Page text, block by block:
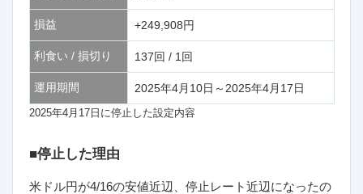
損益 +249,908円
利食い / 損切り 137回 / 1回
運用期間
2025年4月10日～2025年4月17日
2025年4月17日に停止した設定内容
■停止した理由
米ドル円が4/16の安値近辺、停止レート近辺になったの